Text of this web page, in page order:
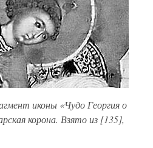
иконы «Чудо Георгия о
корона. Взято из [135],